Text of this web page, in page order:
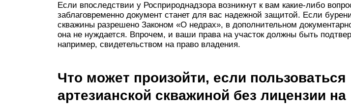
Если впоследствии у Росприроднадзора возникнут к вам какие-либо
заблаговременно документ станет для вас надежной защитой. Если
скважины разрешено Законом «О недрах», в дополнительном
она не нуждается. Впрочем, и ваши права на участок должны быть
например, свидетельством на право владения.
Что может произойти, если пользоваться
артезианской скважиной без лицензии на